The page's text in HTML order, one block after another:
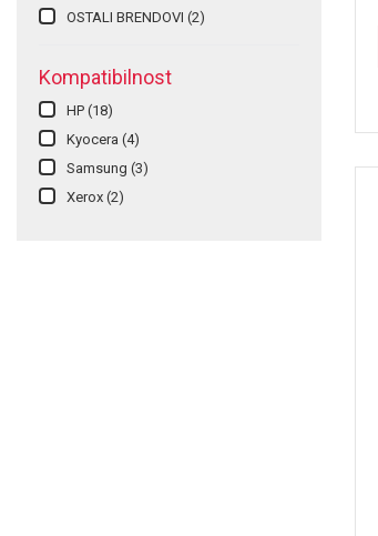
OSTALI BRENDOVI (2)
Kompatibilnost
HP (18)
Kyocera (4)
Samsung (3)
Xerox (2)